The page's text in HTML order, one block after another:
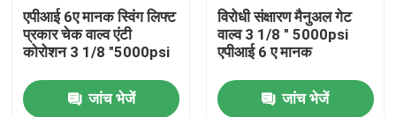
फैक्टरी यात्रा
एपीआई 6ए मानक स्विंग लिफ्ट
प्रकार चेक वाल्व एंटी
कोरोशन 3 1/8 "5000psi
जांच भेजें
विरोधी संक्षारण मैनुअल गेट
वाल्व 3 1/8 " 5000psi
एपीआई 6 ए मानक
जांच भेजें